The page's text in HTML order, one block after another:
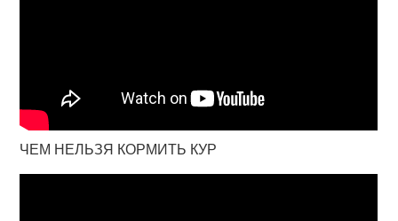
ЧЕМ НЕЛЬЗЯ КОРМИТЬ КУР